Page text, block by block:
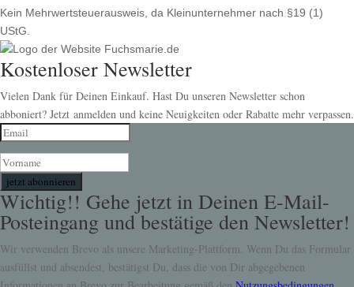
Kein Mehrwertsteuerausweis, da Kleinunternehmer nach §19 (1)
UStG.
Kostenloser Newsletter
Vielen Dank für Deinen Einkauf. Hast Du unseren Newsletter schon
abboniert? Jetzt anmelden und keine Neuigkeiten oder Rabatte mehr verpassen.
jetzt abonnieren
Wichtig!! Gehe jetzt in Deinen E-Mail-
Posteingang und bestätige den Newsletter!
Wir verwenden Brevo als unsere Marketing-Plattform. Wenn Du das Formular
ausfüllst und absendest, bestätigst Du, dass die von Dir abgegebenen